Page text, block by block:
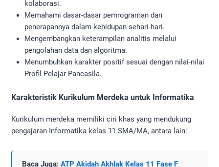
kolaborasi.
Memahami dasar-dasar pemrograman dan
penerapannya dalam kehidupan sehari-hari.
Mengembangkan keterampilan analitis melalui
pengolahan data dan algoritma.
Menumbuhkan karakter positif sesuai dengan nilai-nilai
Profil Pelajar Pancasila.
Karakteristik Kurikulum Merdeka untuk Informatika
Kurikulum merdeka memiliki ciri khas yang mendukung
pengajaran Informatika kelas 11 SMA/MA, antara lain:
Baca Juga: ATP Akidah Akhlak Kelas 11 Fase F